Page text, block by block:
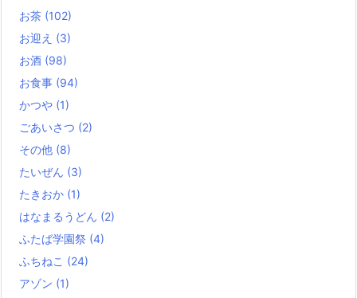
お茶 (102)
お迎え (3)
お酒 (98)
お食事 (94)
かつや (1)
ごあいさつ (2)
その他 (8)
たいぜん (3)
たきおか (1)
はなまるうどん (2)
ふたば学園祭 (4)
ふちねこ (24)
アゾン (1)